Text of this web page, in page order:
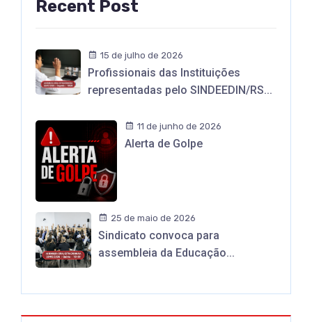
Recent Post
15 de julho de 2026
Profissionais das Instituições
representadas pelo SINDEEDIN/RS...
11 de junho de 2026
Alerta de Golpe
25 de maio de 2026
Sindicato convoca para
assembleia da Educação...